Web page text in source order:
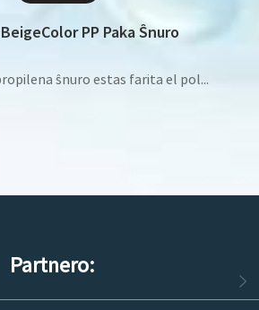
PP Paka Ŝnuro
ŝnuro estas farita el pol...
Partnero: